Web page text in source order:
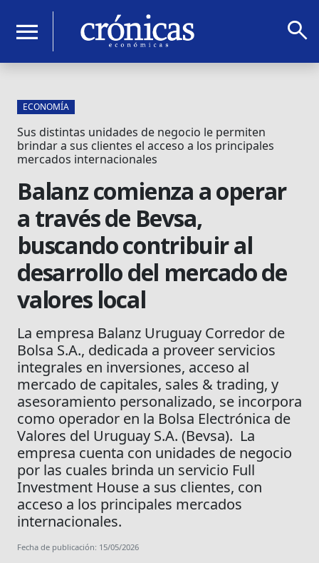
menu search
ECONOMÍA
Sus distintas unidades de negocio le permiten
brindar a sus clientes el acceso a los principales
mercados internacionales
Balanz comienza a operar
a través de Bevsa,
buscando contribuir al
desarrollo del mercado de
valores local
La empresa Balanz Uruguay Corredor de
Bolsa S.A., dedicada a proveer servicios
integrales en inversiones, acceso al
mercado de capitales, sales & trading, y
asesoramiento personalizado, se incorpora
como operador en la Bolsa Electrónica de
Valores del Uruguay S.A. (Bevsa). La
empresa cuenta con unidades de negocio
por las cuales brinda un servicio Full
Investment House a sus clientes, con
acceso a los principales mercados
internacionales.
Fecha de publicación: 15/05/2026